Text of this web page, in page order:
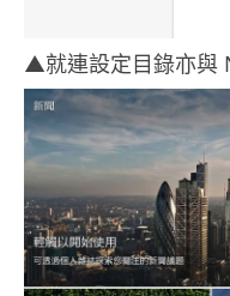
▲就連設定目錄亦與